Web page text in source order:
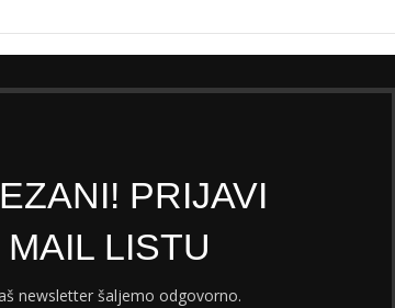
PRIJAVI
LISTU
newsletter šaljemo odgovorno.
Početna
POGON